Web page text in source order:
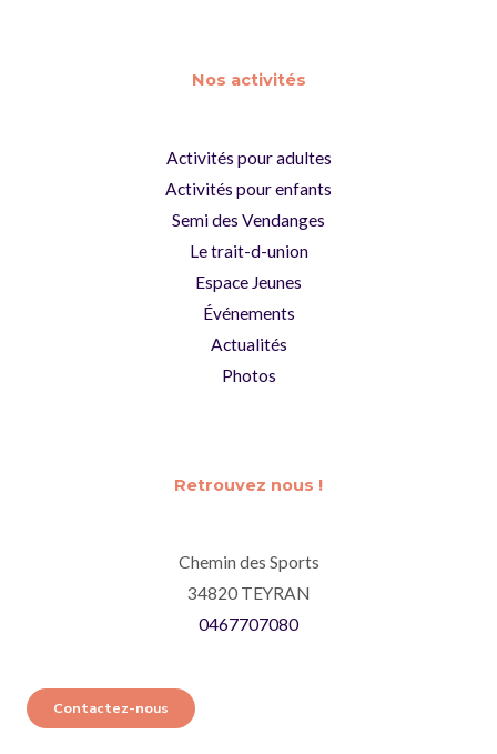
Nos activités
Activités pour adultes
Activités pour enfants
Semi des Vendanges
Le trait-d-union
Espace Jeunes
Événements
Actualités
Photos
Retrouvez nous !
Chemin des Sports
34820 TEYRAN
0467707080
Contactez-nous